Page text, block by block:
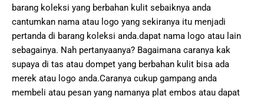
barang koleksi yang berbahan kulit sebaiknya anda
cantumkan nama atau logo yang sekiranya itu menjadi
pertanda di barang koleksi anda.dapat nama logo atau lain
sebagainya. Nah pertanyaanya? Bagaimana caranya kak
supaya di tas atau dompet yang berbahan kulit bisa ada
merek atau logo anda.Caranya cukup gampang anda
membeli atau pesan yang namanya plat embos atau dapat